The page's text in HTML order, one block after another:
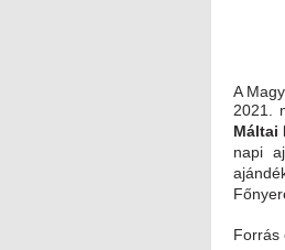
A
2021.
Máltai
napi
Forrás